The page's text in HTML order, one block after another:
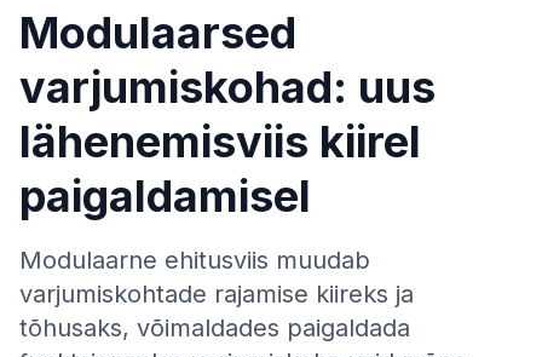
Modulaarsed
varjumiskohad: uus
lähenemisviis kiirel
paigaldamisel
Modulaarne ehitusviis muudab
varjumiskohtade rajamise kiireks ja
tõhusaks, võimaldades paigaldada